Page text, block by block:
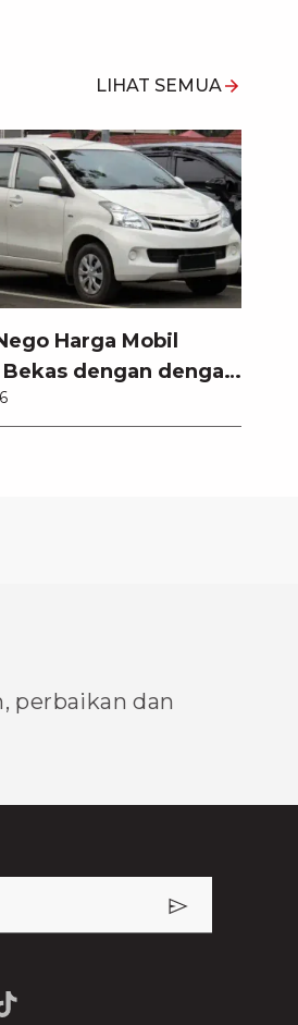
LIHAT SEMUA
Harga Mobil
Bekas dengan dengan
Anti Rugi!
perbaikan dan